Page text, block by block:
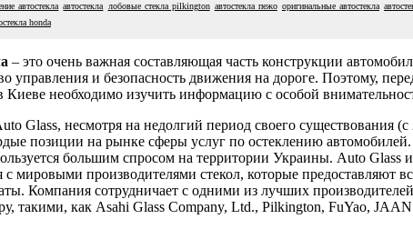
автостекла автостекла лобовые стекла pilkington автостекла пежо оригинальные автостекла
honda
– это очень важная составляющая часть конструкции
управления и безопасность движения на дороге. Поэтому,
Киеве необходимо изучить информацию с особой
Glass, несмотря на недолгий период своего существования (с
позиции на рынке сферы услуг по остеклению автомобилей.
большим спросом на территории Украины. Auto Glass
мировыми производителями стекол, которые предоставляют
Компания сотрудничает с одними из лучших производителей
такими, как Asahi Glass Company, Ltd., Pilkington, FuYao,